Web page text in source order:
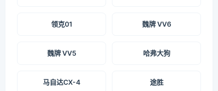
领克01 魏牌 VV6
魏牌 VV5 哈弗大狗
马自达CX-4 途胜